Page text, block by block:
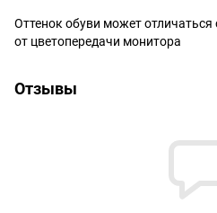
Оттенок обуви может отличаться
от цветопередачи монитора
Отзывы